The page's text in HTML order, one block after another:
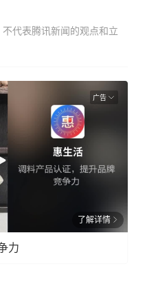
代表腾讯新闻的观点和立
广告
了解详情
力